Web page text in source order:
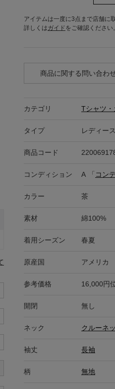
アイテムは一度に3点まで店舗に
詳しくはガイド をご確認ください。
商品に関する問い合わ
カテゴリ Tシャツ
タイプ レディース
商品コード
コンディション A 「 コン
カラー 茶
素材 綿100%
着用シーズン 春夏
原産国 アメリカ
参考価格 16,000円
開閉 無し
ネック クルーネ
袖丈 長袖
柄 無地